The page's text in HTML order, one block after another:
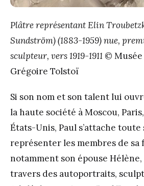
Plâtre représentant Elin
Sundström) (1883-1959) nue,
sculpteur, vers 1919-1911 © Musée
Grégoire Tolstoï
Si son nom et son talent lui
la haute société à Moscou,
États-Unis, Paul s’attache toute
représenter les membres de sa
notamment son épouse
travers des autoportraits,